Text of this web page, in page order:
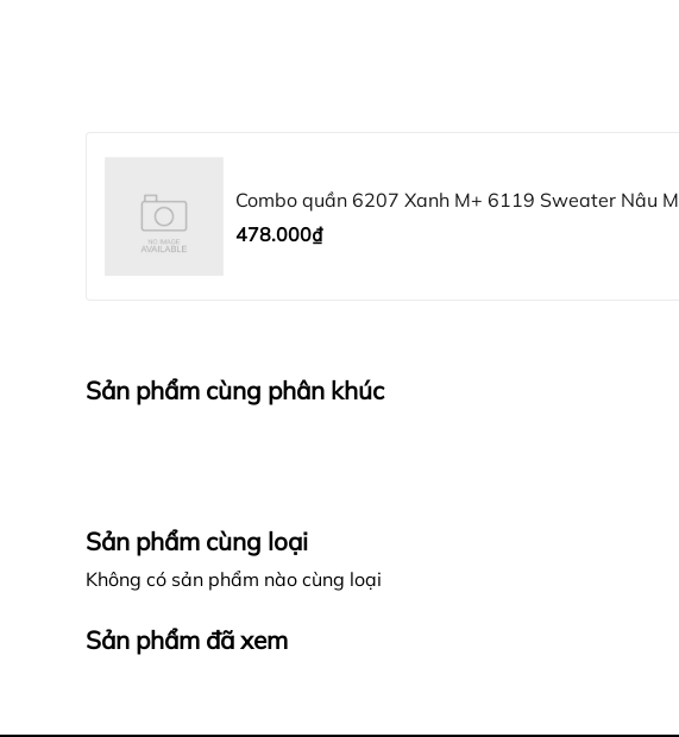
Combo quần 6207 Xanh M+ 6119 Sweater Nâu M
478.000₫
Sản phẩm cùng phân khúc
Sản phẩm cùng loại
Không có sản phẩm nào cùng loại
Sản phẩm đã xem